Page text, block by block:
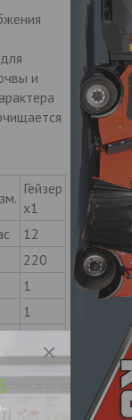
и
Гейзер
х1
12
220
1
1
150
640
+